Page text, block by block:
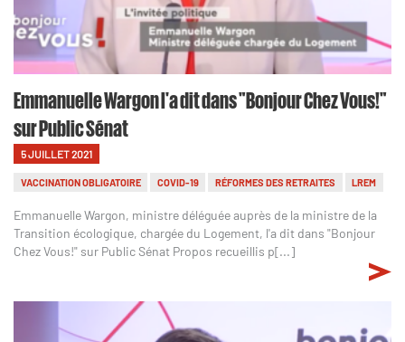
Emmanuelle Wargon l'a dit dans "Bonjour Chez Vous!"
sur Public Sénat
5 JUILLET 2021
VACCINATION OBLIGATOIRE COVID-19 RÉFORMES DES RETRAITES LREM
Emmanuelle Wargon, ministre déléguée auprès de la ministre de la
Transition écologique, chargée du Logement, l'a dit dans "Bonjour
Chez Vous!" sur Public Sénat Propos recueillis p[...]